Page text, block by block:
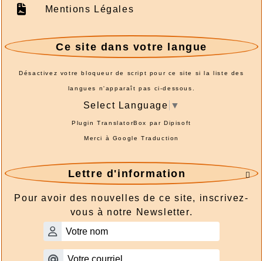
Mentions Légales
Ce site dans votre langue
Désactivez votre bloqueur de script pour ce site si la liste des
langues n'apparaît pas ci-dessous.
Select Language ▼
Plugin TranslatorBox parDipisoft
Merci à Google Traduction

Lettre d'information
Pour avoir des nouvelles de ce site, inscrivez-
vous à notre Newsletter.